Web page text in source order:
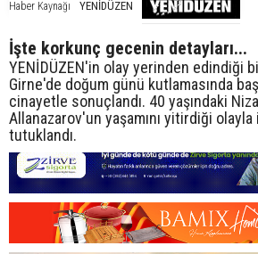
Haber Kaynağı YENİDÜZEN
İşte korkunç gecenin detayları...
YENİDÜZEN'in olay yerinden edindiği
Girne'de doğum günü kutlamasında
cinayetle sonuçlandı. 40 yaşındaki
Allanazarov'un yaşamını yitirdiği
tutuklandı.